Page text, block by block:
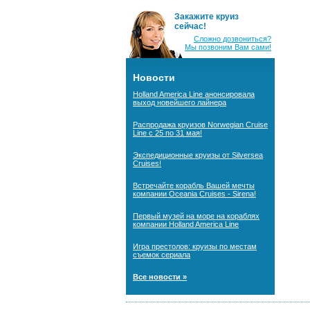
Закажите круиз
сейчас!
Сложно дозвониться?
Мы позвоним Вам сами!
Новости
Holland America Line анонсировала
выход новейшего лайнера
Распродажа круизов Norwegian Cruise
Line с 25 по 31 мая!
Экспедиционные круизы от Silversea
Cruises!
Встречайте корабль Вашей мечты
компании Oceania Cruises - Sirena!
Первый музей на море на кораблях
компании Holland America Line
Игра престолов: круизы по местам
съемок сериала
Все новости »